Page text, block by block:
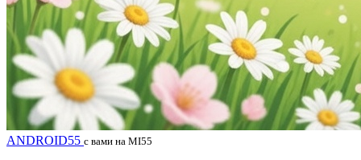
ANDROID55 с вами на MI55